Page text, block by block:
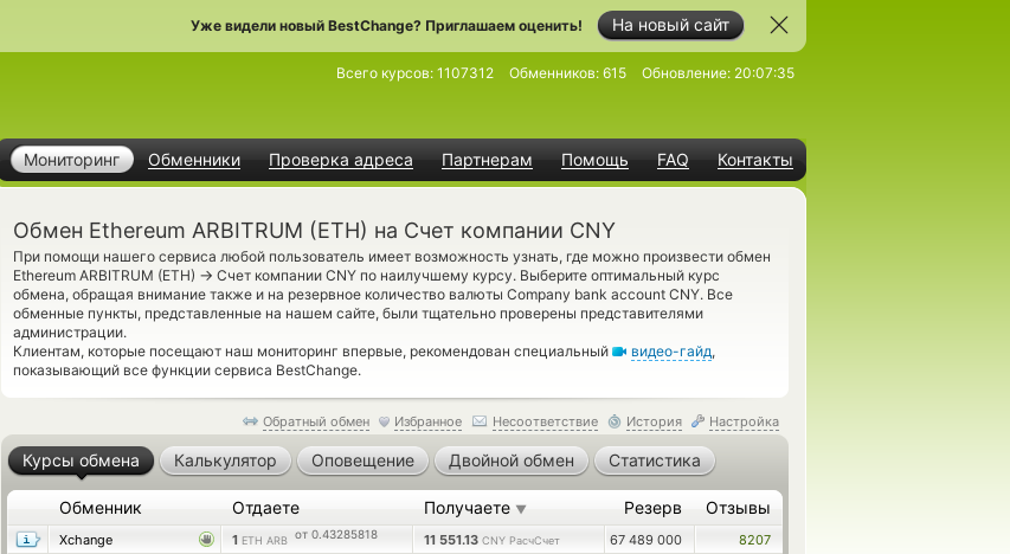
На новый сайт
Уже видели новый BestChange? Приглашаем оценить!
Мониторинг Обменники Проверка адреса Партнерам Помощь FAQ Контакты
Всего курсов: 1107312 Обменников: 615 Обновление: 20:07:35
Обмен Ethereum ARBITRUM (ETH) на Счет компании CNY
При помощи нашего сервиса любой пользователь имеет возможность узнать, где можно произвести обмен
Ethereum ARBITRUM (ETH) → Счет компании CNY по наилучшему курсу. Выберите оптимальный курс
обмена, обращая внимание также и на резервное количество валюты Company bank account CNY. Все
обменные пункты, представленные на нашем сайте, были тщательно проверены представителями
администрации.
Клиентам, которые посещают наш мониторинг впервые, рекомендован специальный
видео-гайд,
показывающий все функции сервиса BestChange.
Обратный обмен Избранное Несоответствие История Настройка
Курсы обмена Калькулятор Оповещение Двойной обмен Статистика
Обменник Отдаете Получаете ▼ Резерв Отзывы
Xchange 1 ETH ARB от 0.43285818 11 551.13 CNY РасчСчет 67 489 000
8207